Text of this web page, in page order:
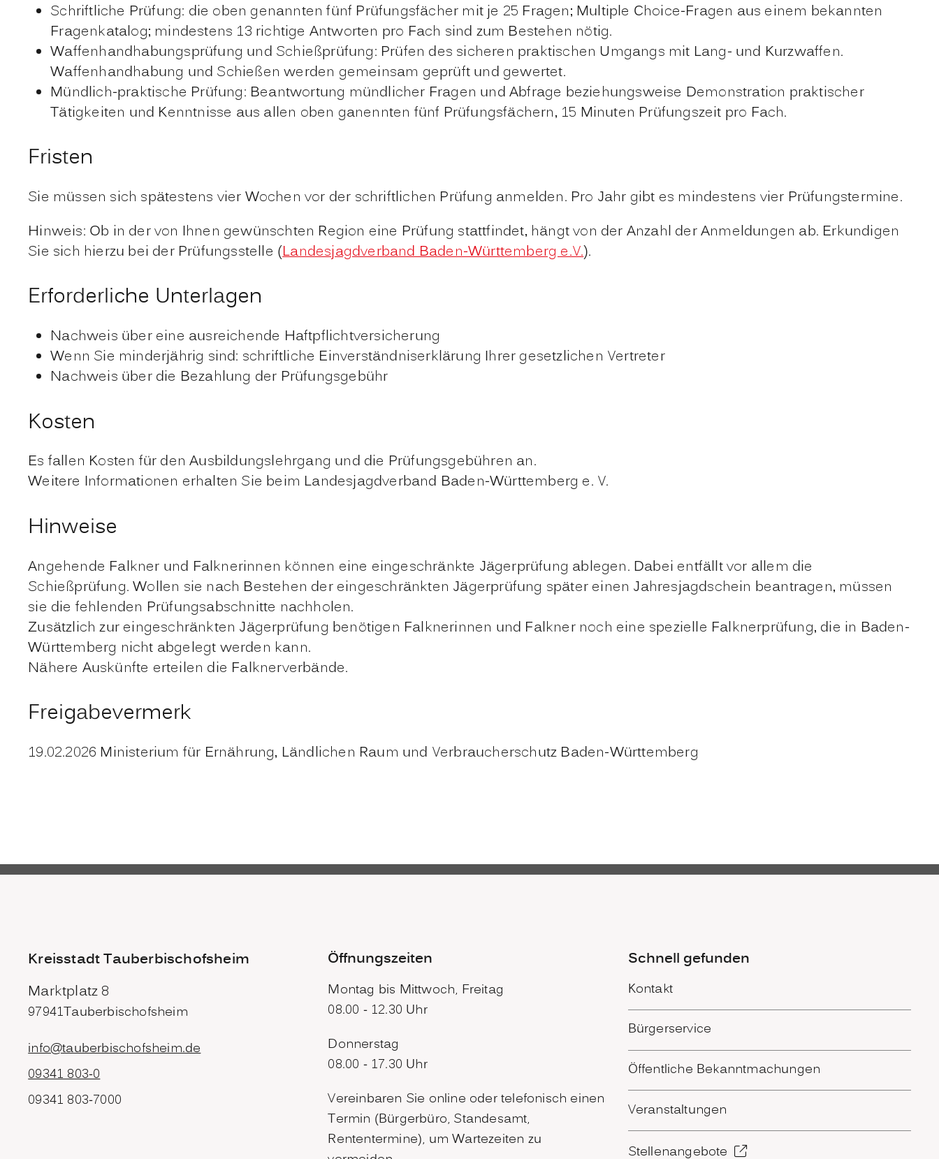
Schriftliche Prüfung: die oben genannten fünf Prüfungsfächer mit je 25 Fragen; Multiple Choice-Fragen aus einem bekannten
Fragenkatalog; mindestens 13 richtige Antworten pro Fach sind zum Bestehen nötig.
Waffenhandhabungsprüfung und Schießprüfung: Prüfen des sicheren praktischen Umgangs mit Lang- und Kurzwaffen.
Waffenhandhabung und Schießen werden gemeinsam geprüft und gewertet.
Mündlich-praktische Prüfung: Beantwortung mündlicher Fragen und Abfrage beziehungsweise Demonstration praktischer
Tätigkeiten und Kenntnisse aus allen oben ganennten fünf Prüfungsfächern, 15 Minuten Prüfungszeit pro Fach.
Fristen
Sie müssen sich spätestens vier Wochen vor der schriftlichen Prüfung anmelden. Pro Jahr gibt es mindestens vier Prüfungstermine.
Hinweis: Ob in der von Ihnen gewünschten Region eine Prüfung stattfindet, hängt von der Anzahl der Anmeldungen ab. Erkundigen
Sie sich hierzu bei der Prüfungsstelle (Landesjagdverband Baden-Württemberg e.V.).
Erforderliche Unterlagen
Nachweis über eine ausreichende Haftpflichtversicherung
Wenn Sie minderjährig sind: schriftliche Einverständniserklärung Ihrer gesetzlichen Vertreter
Nachweis über die Bezahlung der Prüfungsgebühr
Kosten
Es fallen Kosten für den Ausbildungslehrgang und die Prüfungsgebühren an.
Weitere Informationen erhalten Sie beim Landesjagdverband Baden-Württemberg e. V.
Hinweise
Angehende Falkner und Falknerinnen können eine eingeschränkte Jägerprüfung ablegen. Dabei entfällt vor allem die
Schießprüfung. Wollen sie nach Bestehen der eingeschränkten Jägerprüfung später einen Jahresjagdschein beantragen, müssen
sie die fehlenden Prüfungsabschnitte nachholen.
Zusätzlich zur eingeschränkten Jägerprüfung benötigen Falknerinnen und Falkner noch eine spezielle Falknerprüfung, die in Baden-
Württemberg nicht abgelegt werden kann.
Nähere Auskünfte erteilen die Falknerverbände.
Freigabevermerk
19.02.2026 Ministerium für Ernährung, Ländlichen Raum und Verbraucherschutz Baden-Württemberg
Kreisstadt Tauberbischofsheim
Marktplatz 8
97941Tauberbischofsheim
info@tauberbischofsheim.de
09341 803-0
09341 803-7000
Öffnungszeiten
Montag bis Mittwoch, Freitag
08.00 - 12.30 Uhr
Donnerstag
08.00 - 17.30 Uhr
Vereinbaren Sie online oder telefonisch einen
Termin (Bürgerbüro, Standesamt,
Rententermine), um Wartezeiten zu
Schnell gefunden
Kontakt
Bürgerservice
Öffentliche Bekanntmachungen
Veranstaltungen
Stellenangebote